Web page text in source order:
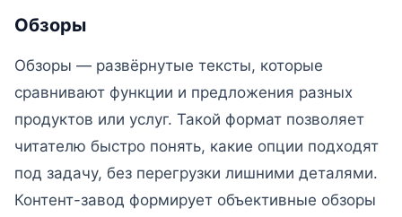
Обзоры
Обзоры — развёрнутые тексты, которые
сравнивают функции и предложения разных
продуктов или услуг. Такой формат позволяет
читателю быстро понять, какие опции подходят
под задачу, без перегрузки лишними деталями.
Контент-завод формирует объективные обзоры